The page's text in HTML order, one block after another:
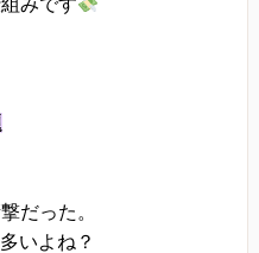
みです
だった。
いよね？